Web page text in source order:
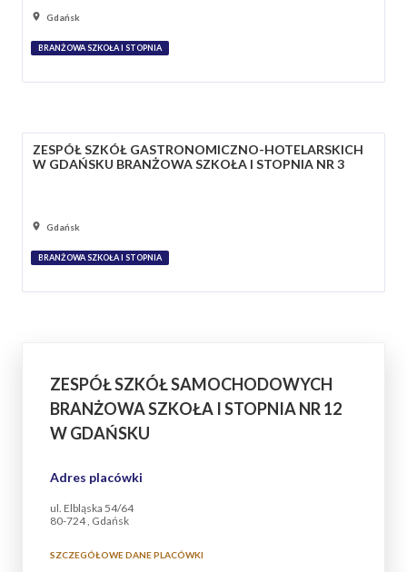
Gdańsk
BRANŻOWA SZKOŁA I STOPNIA
ZESPÓŁ SZKÓŁ GASTRONOMICZNO-HOTELARSKICH
W GDAŃSKU BRANŻOWA SZKOŁA I STOPNIA NR 3
Gdańsk
BRANŻOWA SZKOŁA I STOPNIA
ZESPÓŁ SZKÓŁ SAMOCHODOWYCH
BRANŻOWA SZKOŁA I STOPNIA NR 12
W GDAŃSKU
Adres placówki
ul. Elbląska 54/64
80-724 , Gdańsk
SZCZEGÓŁOWE DANE PLACÓWKI